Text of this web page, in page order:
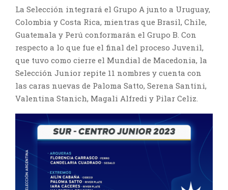
La Selección integrará el Grupo A junto a Uruguay,
Colombia y Costa Rica, mientras que Brasil, Chile,
Guatemala y Perú conformarán el Grupo B. Con
respecto a lo que fue el final del proceso Juvenil,
que tuvo como cierre el Mundial de Macedonia, la
Selección Junior repite 11 nombres y cuenta con
las caras nuevas de Paloma Satto, Serena Santini,
Valentina Stanich, Magali Alfredi y Pilar Celiz.